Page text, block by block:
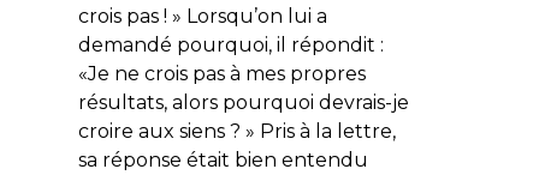
crois pas ! » Lorsqu’on lui a
demandé pourquoi, il répondit :
«Je ne crois pas à mes propres
résultats, alors pourquoi devrais-je
croire aux siens ? » Pris à la lettre,
sa réponse était bien entendu